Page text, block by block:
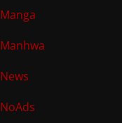
Manga
Manhwa
News
NoAds